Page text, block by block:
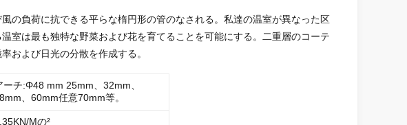
の負荷に抗できる平らな楕円形の管のなされる。私達の温室が異なった区
室は最も独特な野菜および花を育てることを可能にする。二重層のコーテ
および日光の分散を作成する。
ーチ:Φ48 mm 25mm、32mm、
、60mm任意70mm等。
Mの²